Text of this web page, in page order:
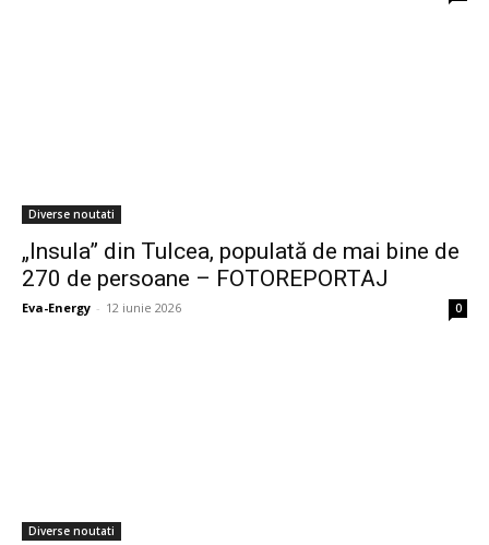
Diverse noutati
„Insula” din Tulcea, populată de mai bine de
270 de persoane – FOTOREPORTAJ
Eva-Energy - 12 iunie 2026 0
Diverse noutati